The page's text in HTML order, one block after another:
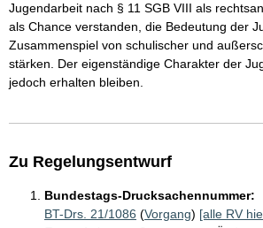
Jugendarbeit nach § 11 SGB VIII als
als Chance verstanden, die Bedeutung der
Zusammenspiel von schulischer und
stärken. Der eigenständige Charakter der
jedoch erhalten bleiben.
Zu Regelungsentwurf
Bundestags-Drucksachennummer:
BT-Drs. 21/1086 (Vorgang) [alle RV